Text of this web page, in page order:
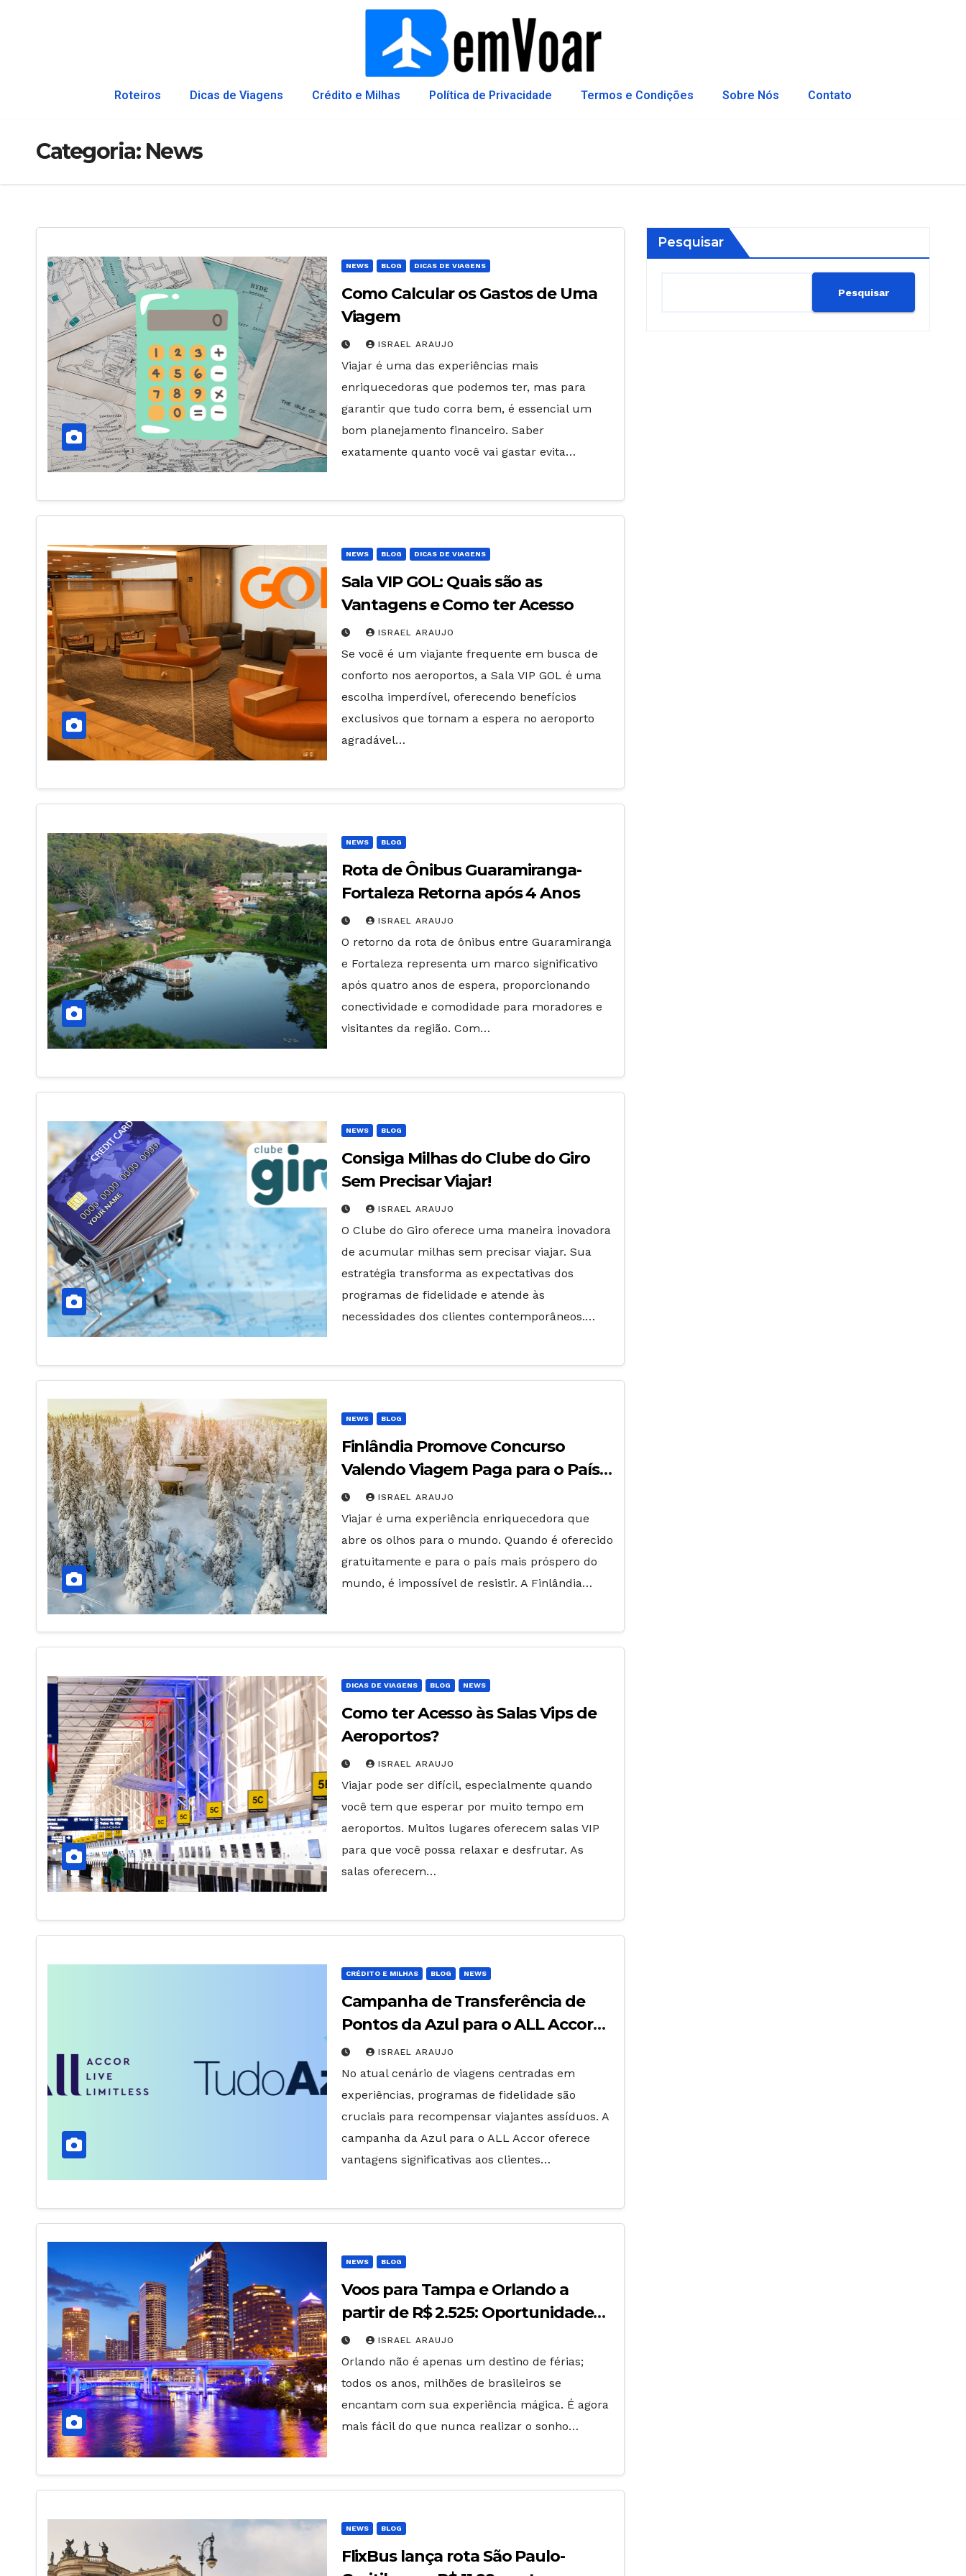
Roteiros Dicas de Viagens Crédito e Milhas Política de Privacidade Termos e Condições Sobre Nós Contato
Categoria: News
NEWS BLOG DICAS DE VIAGENS
Como Calcular os Gastos de Uma
Viagem
ISRAEL ARAUJO
Viajar é uma das experiências mais
enriquecedoras que podemos ter, mas para
garantir que tudo corra bem, é essencial um
bom planejamento financeiro. Saber
exatamente quanto você vai gastar evita…
NEWS BLOG DICAS DE VIAGENS
Sala VIP GOL: Quais são as
Vantagens e Como ter Acesso
ISRAEL ARAUJO
Se você é um viajante frequente em busca de
conforto nos aeroportos, a Sala VIP GOL é uma
escolha imperdível, oferecendo benefícios
exclusivos que tornam a espera no aeroporto
agradável…
NEWS BLOG
Rota de Ônibus Guaramiranga-
Fortaleza Retorna após 4 Anos
ISRAEL ARAUJO
O retorno da rota de ônibus entre Guaramiranga
e Fortaleza representa um marco significativo
após quatro anos de espera, proporcionando
conectividade e comodidade para moradores e
visitantes da região. Com…
NEWS BLOG
Consiga Milhas do Clube do Giro
Sem Precisar Viajar!
ISRAEL ARAUJO
O Clube do Giro oferece uma maneira inovadora
de acumular milhas sem precisar viajar. Sua
estratégia transforma as expectativas dos
programas de fidelidade e atende às
necessidades dos clientes contemporâneos.…
NEWS BLOG
Finlândia Promove Concurso
Valendo Viagem Paga para o País
Mais Feliz do Mundo
ISRAEL ARAUJO
Viajar é uma experiência enriquecedora que
abre os olhos para o mundo. Quando é oferecido
gratuitamente e para o país mais próspero do
mundo, é impossível de resistir. A Finlândia…
DICAS DE VIAGENS BLOG NEWS
Como ter Acesso às Salas Vips de
Aeroportos?
ISRAEL ARAUJO
Viajar pode ser difícil, especialmente quando
você tem que esperar por muito tempo em
aeroportos. Muitos lugares oferecem salas VIP
para que você possa relaxar e desfrutar. As
salas oferecem…
CRÉDITO E MILHAS BLOG NEWS
Campanha de Transferência de
Pontos da Azul para o ALL Accor
oferece Vantagens Interessantes
para Clientes
ISRAEL ARAUJO
No atual cenário de viagens centradas em
experiências, programas de fidelidade são
cruciais para recompensar viajantes assíduos. A
campanha da Azul para o ALL Accor oferece
vantagens significativas aos clientes…
NEWS BLOG
Voos para Tampa e Orlando a
partir de R$ 2.525: Oportunidade
para Conhecer a Flórida!
ISRAEL ARAUJO
Orlando não é apenas um destino de férias;
todos os anos, milhões de brasileiros se
encantam com sua experiência mágica. É agora
mais fácil do que nunca realizar o sonho…
NEWS BLOG
FlixBus lança rota São Paulo-
Pesquisar
Pesquisar